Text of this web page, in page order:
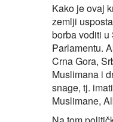
Kako je ovaj
zemlji
borba voditi
Parlamentu.
Crna Gora,
Muslimana i
snage, tj.
Muslimane,